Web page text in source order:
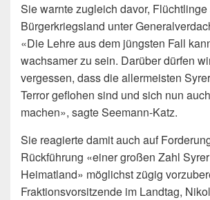
Sie warnte zugleich davor,
Bürgerkriegsland unter
«Die Lehre aus dem jüngsten Fall
wachsamer zu sein. Darüber dürfen
vergessen, dass die allermeisten
Terror geflohen sind und sich nun
machen», sagte Seemann-Katz.
Sie reagierte damit auch auf
Rückführung «einer großen Zahl
Heimatland» möglichst zügig
Fraktionsvorsitzende im Landtag,